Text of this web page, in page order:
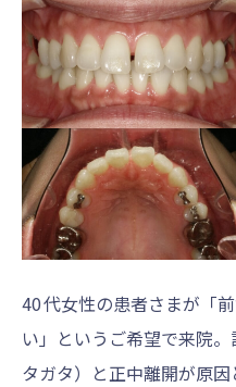
40 代女性の患者さまが「
い」というご希望で来院
タガタ）と正中離開が原因